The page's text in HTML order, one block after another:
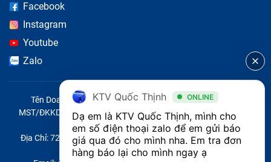
Lý do bạn nên thay kính lưng iPhone 16
tại Bảo Hành One
Bảo Hành One là một trong những hệ thống sửa chữa
thiết bị di động uy tín hàng đầu. Trung tâm luôn nỗ lực
Facebook
Instagram
Youtube
Zalo
Tên Doanh Nghiệp: CÔNG TY TNHH CITY ONE VIỆT NAM
MST/ĐKKD/QĐTL: 0316569346 do sở KHĐT TP.HCM cấp ngày
14/04/2023
Địa Chỉ: 721 Trường Chinh, Phường Tây Thạnh, Quận Tân Phú,
Thành phố Hồ Chí Minh, Việt Nam
KTV Quốc Thịnh ONLINE
Dạ em là KTV Quốc Thịnh, mình cho
em số điện thoại zalo để em gửi báo
giá qua đó cho mình nha. Em tra đơn
hàng báo lại cho mình ngay ạ